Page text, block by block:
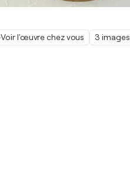
Voir l'œuvre chez vous 3 images